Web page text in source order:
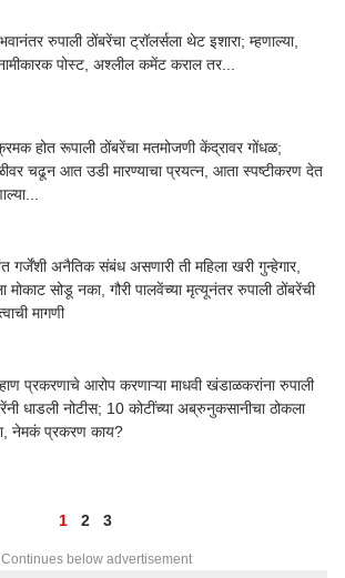
रुपाली ठोंबरेंचा ट्रॉलर्सला थेट इशारा; म्हणाल्या,
पोस्ट, अश्लील कमेंट कराल तर...
होत रूपाली ठोंबरेंचा मतमोजणी केंद्रावर गोंधळ;
चढून आत उडी मारण्याचा प्रयत्न, आता स्पष्टीकरण देत
गर्जेंशी अनैतिक संबंध असणारी ती महिला खरी गुन्हेगार,
मोकाट सोडू नका, गौरी पालवेंच्या मृत्यूनंतर रुपाली ठोंबरेंची
मागणी
प्रकरणाचे आरोप करणाऱ्या माधवी खंडाळकरांना रुपाली
धाडली नोटीस; 10 कोटींच्या अब्रुनुकसानीचा ठोकला
नेमकं प्रकरण काय?
1 2 3
Continues below advertisement